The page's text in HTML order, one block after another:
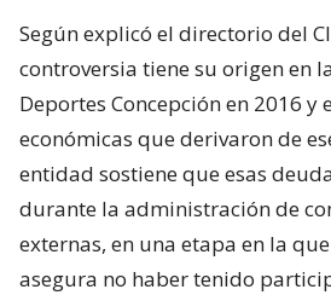
Según explicó el directorio del
controversia tiene su origen en
Deportes Concepción en 2016 y
económicas que derivaron de
entidad sostiene que esas
durante la administración de
externas, en una etapa en la
asegura no haber tenido